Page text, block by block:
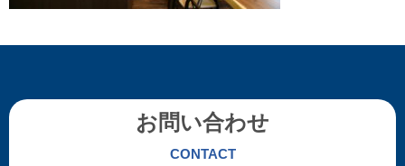
お問い合わせ
CONTACT